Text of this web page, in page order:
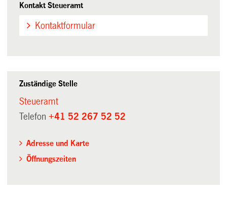
Kontakt Steueramt
Kontaktformular
Zuständige Stelle
Steueramt
Telefon+41 52 267 52 52
Adresse und Karte
Öffnungszeiten